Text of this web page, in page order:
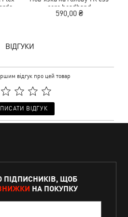
core headband
590,00 ₴
ВІДГУКИ
відгук про цей товар
ВІДГУК
ПІДПИСНИКІВ, ЩОБ
НА ПОКУПКУ